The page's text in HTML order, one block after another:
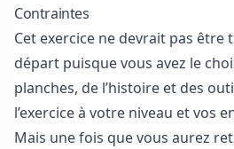
Contraintes
Cet exercice ne devrait pas
départ puisque vous avez le
planches, de l’histoire et des
l’exercice à votre niveau et vos
Mais une fois que vous aurez